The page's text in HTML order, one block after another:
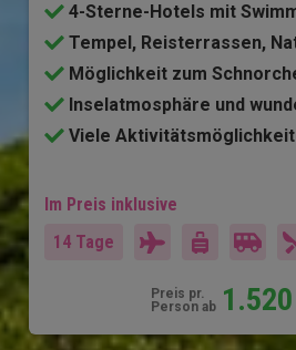
4-Sterne-Hotels mit
Tempel, Reisterrassen,
Möglichkeit zum
Inselatmosphäre und
Viele
Im Preis inklusive
14 Tage
Preis pr.
Person ab 1.520